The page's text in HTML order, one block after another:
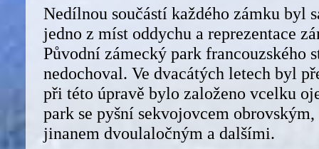
Nedílnou součástí každého zámku byl
jedno z míst oddychu a reprezentace
Původní zámecký park francouzského
nedochoval. Ve dvacátých letech byl
při této úpravě bylo založeno vcelku
park se pyšní sekvojovcem
jinanem dvoulaločným a dalšími.